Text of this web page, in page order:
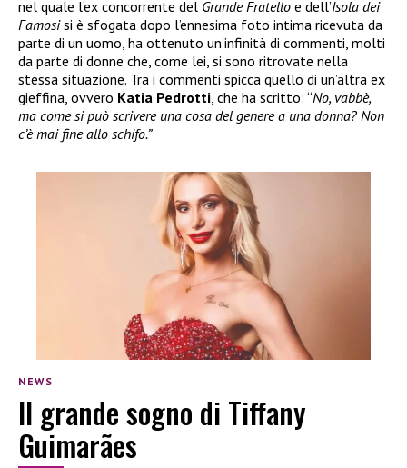
nel quale l’ex concorrente del Grande Fratello e dell’Isola dei
Famosisi è sfogata dopo l’ennesima foto intima ricevuta da
parte di un uomo, ha ottenuto un’infinità di commenti, molti
da parte di donne che, come lei, si sono ritrovate nella
stessa situazione. Tra i commenti spicca quello di un’altra ex
gieffina, ovvero Katia Pedrotti, che ha scritto: “No, vabbè,
ma come si può scrivere una cosa del genere a una donna? Non
c’è mai fine allo schifo.”
NEWS
Il grande sogno di Tiffany
Guimarães